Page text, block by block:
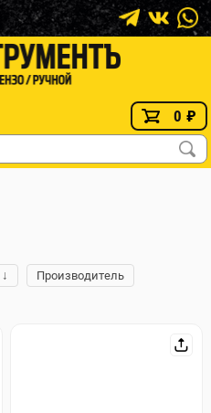
0 ₽
↓
Производитель